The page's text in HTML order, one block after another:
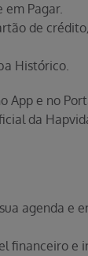
em Pagar.
de
Histórico.
App e no
da
agenda e
financeiro e